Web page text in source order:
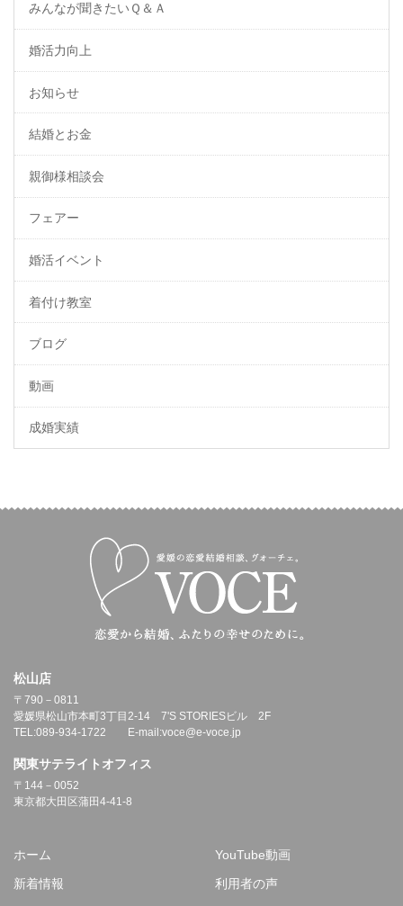
みんなが聞きたいＱ＆Ａ
婚活力向上
お知らせ
結婚とお金
親御様相談会
フェアー
婚活イベント
着付け教室
ブログ
動画
成婚実績
松山店
〒790－0811
愛媛県松山市本町3丁目2-14 7'S STORIESビル 2F
TEL:089-934-1722 E-mail:voce@e-voce.jp
関東サテライトオフィス
〒144－0052
東京都大田区蒲田4-41-8
ホーム
新着情報
YouTube動画
利用者の声